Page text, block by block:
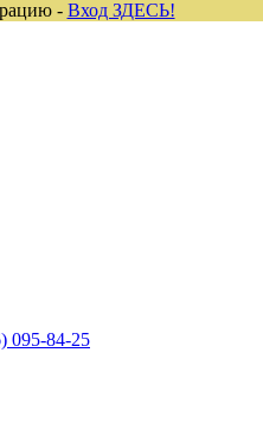
095-84-25
- Вход ЗДЕСЬ!